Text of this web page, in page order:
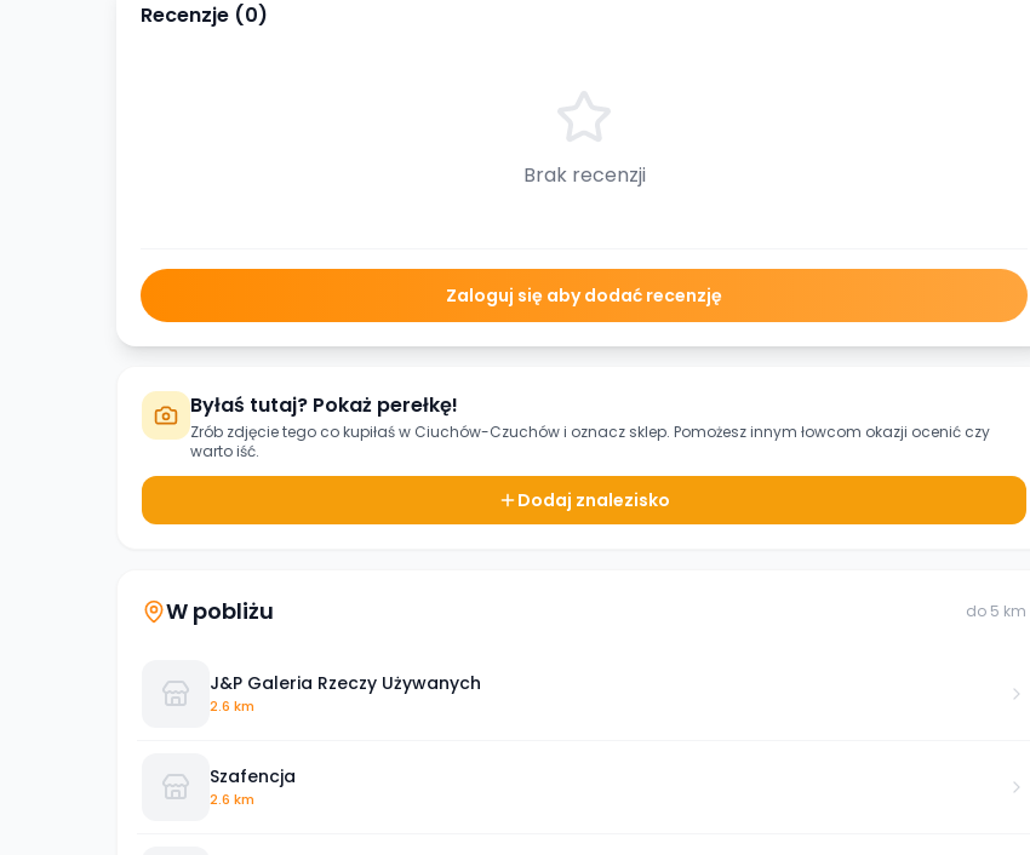
Recenzje (0)
Brak recenzji
Zaloguj się aby dodać recenzję
Byłaś tutaj? Pokaż perełkę!
Zrób zdjęcie tego co kupiłaś w Ciuchów-Czuchówi oznacz sklep. Pomożesz innym łowcom okazji ocenić czy
warto iść.
Dodaj znalezisko
W pobliżu do 5 km
J&P Galeria Rzeczy Używanych
2.6 km
Szafencja
2.6 km